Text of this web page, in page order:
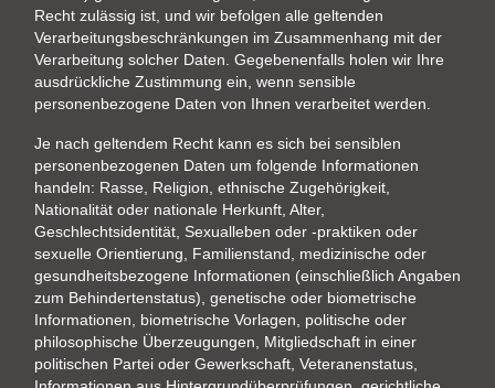
Recht zulässig ist, und wir befolgen alle geltenden
Verarbeitungsbeschränkungen im Zusammenhang mit der
Verarbeitung solcher Daten. Gegebenenfalls holen wir Ihre
ausdrückliche Zustimmung ein, wenn sensible
personenbezogene Daten von Ihnen verarbeitet werden.
Je nach geltendem Recht kann es sich bei sensiblen
personenbezogenen Daten um folgende Informationen
handeln: Rasse, Religion, ethnische Zugehörigkeit,
Nationalität oder nationale Herkunft, Alter,
Geschlechtsidentität, Sexualleben oder -praktiken oder
sexuelle Orientierung, Familienstand, medizinische oder
gesundheitsbezogene Informationen (einschließlich Angaben
zum Behindertenstatus), genetische oder biometrische
Informationen, biometrische Vorlagen, politische oder
philosophische Überzeugungen, Mitgliedschaft in einer
politischen Partei oder Gewerkschaft, Veteranenstatus,